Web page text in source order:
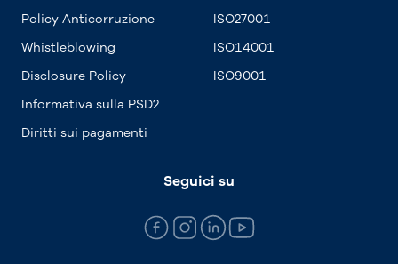
Policy Anticorruzione
Whistleblowing
Disclosure Policy
Informativa sulla PSD2
Diritti sui pagamenti
ISO27001
ISO14001
ISO9001
Seguici su